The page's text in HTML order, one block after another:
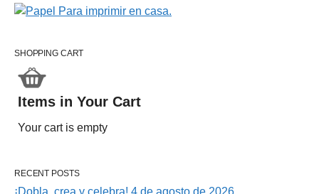
SHOPPING CART
Items in Your Cart
Your cart is empty
RECENT POSTS
¡Dobla, crea y celebra! 4 de agosto de 2026